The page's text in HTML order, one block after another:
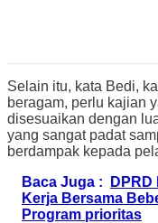
Selain itu, kata Bedi,
beragam, perlu kajian
disesuaikan dengan
yang sangat padat
berdampak kepada
Baca Juga :
Kerja Bersama
Program prioritas